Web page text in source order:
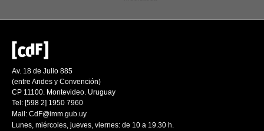
Av. 18 de Julio 885
(entre Andes y Convención)
CP 11100. Montevideo. Uruguay
Tel: [598 2] 1950 7960
Mail: CdF@imm.gub.uy
Lunes, miércoles, jueves, viernes: de 10 a 19.30 h.